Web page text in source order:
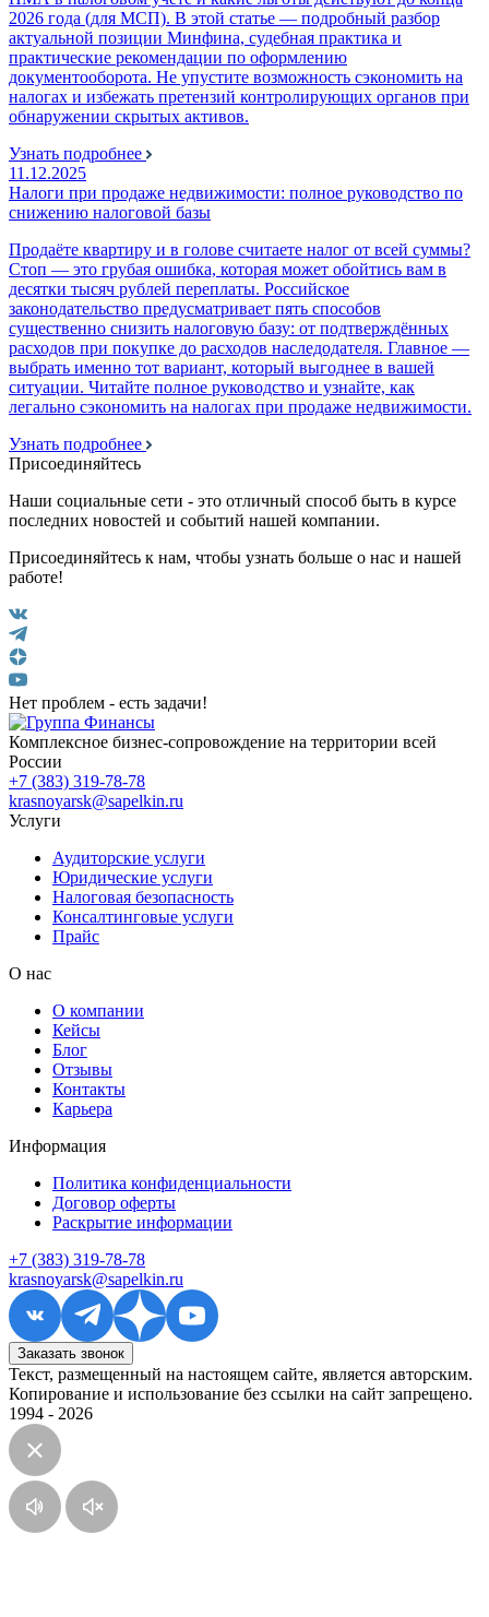
2026 года (для МСП). В этой статье — подробный разбор
актуальной позиции Минфина, судебная практика и
практические рекомендации по оформлению
документооборота. Не упустите возможность сэкономить на
налогах и избежать претензий контролирующих органов при
обнаружении скрытых активов.
Узнать подробнее
11.12.2025
Налоги при продаже недвижимости: полное руководство по
снижению налоговой базы
Продаёте квартиру и в голове считаете налог от всей суммы?
Стоп — это грубая ошибка, которая может обойтись вам в
десятки тысяч рублей переплаты. Российское
законодательство предусматривает пять способов
существенно снизить налоговую базу: от подтверждённых
расходов при покупке до расходов наследодателя. Главное —
выбрать именно тот вариант, который выгоднее в вашей
ситуации. Читайте полное руководство и узнайте, как
легально сэкономить на налогах при продаже недвижимости.
Узнать подробнее
Присоединяйтесь
Наши социальные сети - это отличный способ быть в курсе
последних новостей и событий нашей компании.
Присоединяйтесь к нам, чтобы узнать больше о нас и нашей
работе!
Нет проблем - есть задачи!
Комплексное бизнес-сопровождение на территории всей
России
+7 (383) 319-78-78
krasnoyarsk@sapelkin.ru
Услуги
Аудиторские услуги
Юридические услуги
Налоговая безопасность
Консалтинговые услуги
Прайс
О нас
О компании
Кейсы
Блог
Отзывы
Контакты
Карьера
Информация
Политика конфиденциальности
Договор оферты
Раскрытие информации
+7 (383) 319-78-78
krasnoyarsk@sapelkin.ru
Заказать звонок
Текст, размещенный на настоящем сайте, является авторским.
Копирование и использование без ссылки на сайт запрещено.
1994 - 2026